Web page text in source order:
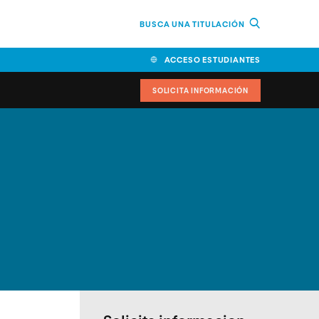
BUSCA UNA TITULACIÓN
ACCESO ESTUDIANTES
SOLICITA INFORMACIÓN